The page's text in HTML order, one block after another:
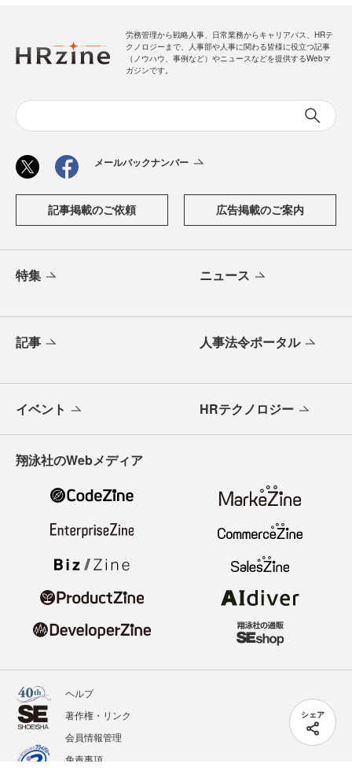
シェア
労務管理から戦略人事、日常業務からキャリアパス、HRテ
クノロジーまで、人事部や人事に関わる皆様に役立つ記事
（ノウハウ、事例など）やニュースなどを提供するWebマ
ガジンです。
メールバックナンバー
記事掲載のご依頼 広告掲載のご案内
特集 ニュース
記事 人事法令ポータル
イベント HRテクノロジー
翔泳社のWebメディア
ヘルプ
著作権・リンク
会員情報管理
免責事項